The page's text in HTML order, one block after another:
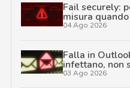
Fail securely:
misura
04 Ago 2026
Falla in
infettano, non
03 Ago 2026